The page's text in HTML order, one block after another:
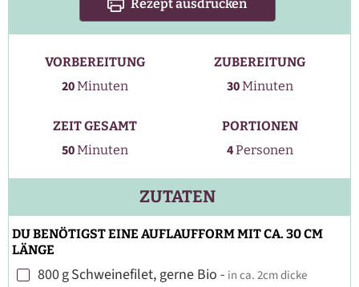
Rezept ausdrucken
VORBEREITUNG
20Minuten
Minuten
ZUBEREITUNG
30Minuten
Minuten
ZEIT GESAMT
50Minuten
Minuten
PORTIONEN
4Personen
ZUTATEN
DU BENÖTIGST EINE AUFLAUFFORM MIT CA. 30 CM
LÄNGE
▢
800gSchweinefilet, gerne Bio - in ca. 2cm dicke